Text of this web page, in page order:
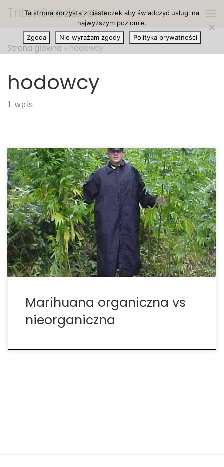
Przejdź do treści
TritonSeeds.com
Strona główna » hodowcy
hodowcy
1 wpis
We wtorek gubernator Jay Inslee podpisał ustawę,
która określa pierwszy w kraju państwowy program
certyfikacji organicznej marihuany. Za około półtora
roku zarząd Washington Agriculture zacznie
certyfikować i regulować rynek organicznej
marihuany w Waszyngtonie. Ale czy przypadkiem
nie ma już organicznej […]
Marihuana organiczna vs
nieorganiczna
Ta strona korzysta z ciasteczek aby świadczyć usługi na
najwyższym poziomie.
Zgoda
Nie wyrażam zgody Polityka prywatności